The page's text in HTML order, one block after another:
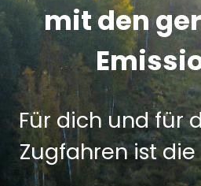
mit den
Für dich und für
Zugfahren ist die